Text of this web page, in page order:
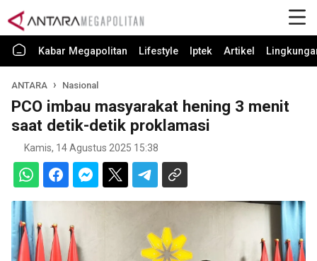
Kabar Megapolitan Lifestyle Iptek Artikel
ANTARA Nasional
PCO imbau masyarakat hening 3 menit
saat detik-detik proklamasi
Kamis, 14 Agustus 2025 15:38